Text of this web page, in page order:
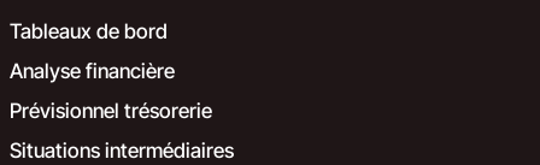
Tableaux de bord
Analyse financière
Prévisionnel trésorerie
Situations intermédiaires